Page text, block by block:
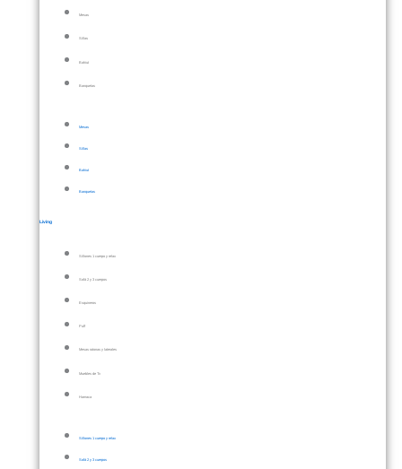
Mesas
Sillas
Bahiut
Banquetas
Mesas
Sillas
Bahiut
Banquetas
Living
Sillones 1 cuerpo y relax
Sofá 2 y 3 cuerpos
Esquineros
Puff
Mesas ratonas y laterales
Muebles de Tv
Hamaca
Sillones 1 cuerpo y relax
Sofá 2 y 3 cuerpos